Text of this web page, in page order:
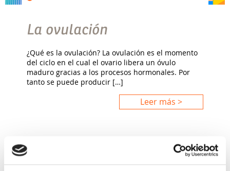
La ovulación
¿Qué es la ovulación? La ovulación es el momento
del ciclo en el cual el ovario libera un óvulo
maduro gracias a los procesos hormonales. Por
tanto se puede producir […]
Leer más >